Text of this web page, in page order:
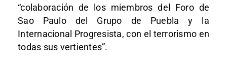
“colaboración de los miembros del Foro de
Sao Paulo del Grupo de Puebla y la
Internacional Progresista, con el terrorismo en
todas sus vertientes”.